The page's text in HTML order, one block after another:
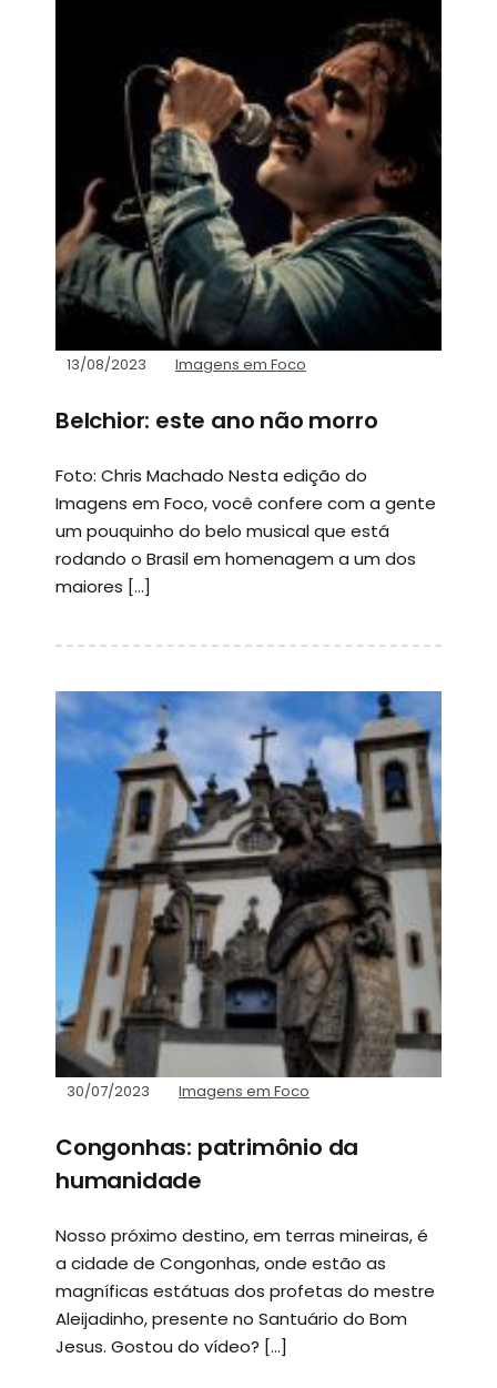
13/08/2023 Imagens em Foco
Belchior: este ano não morro
Foto: Chris Machado Nesta edição do
Imagens em Foco, você confere com a gente
um pouquinho do belo musical que está
rodando o Brasil em homenagem a um dos
maiores […]
30/07/2023 Imagens em Foco
Congonhas: patrimônio da
humanidade
Nosso próximo destino, em terras mineiras, é
a cidade de Congonhas, onde estão as
magníficas estátuas dos profetas do mestre
Aleijadinho, presente no Santuário do Bom
Jesus. Gostou do vídeo? […]